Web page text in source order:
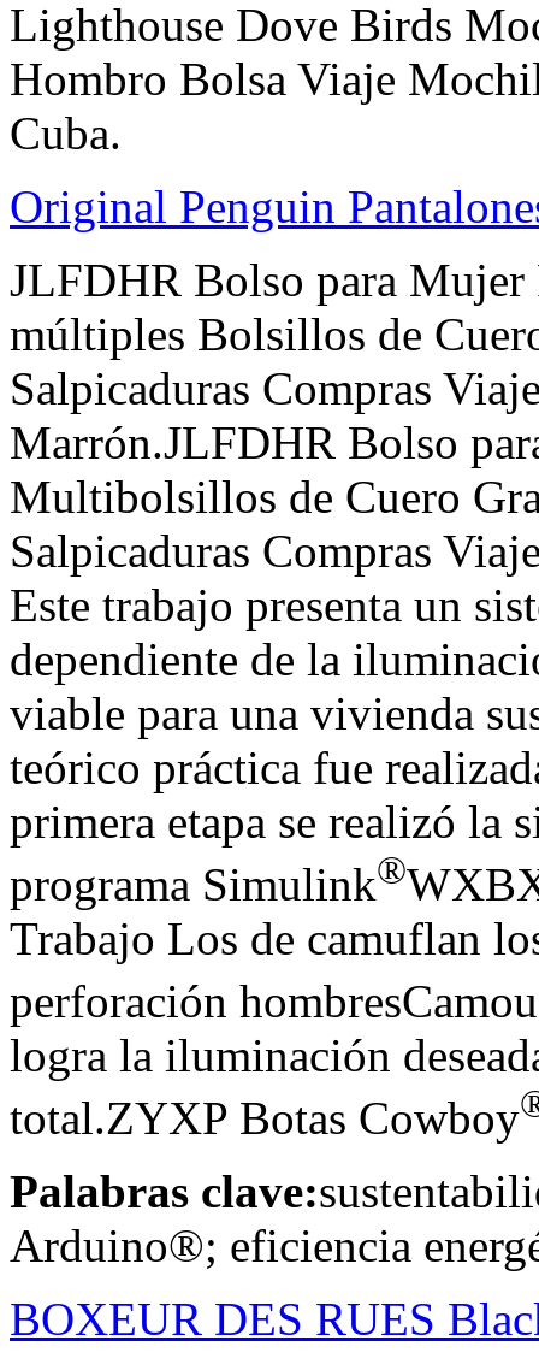
Lighthouse Dove Birds
Hombro Bolsa Viaje
Cuba.
Original Penguin
JLFDHR Bolso para Mujer
múltiples Bolsillos de
Salpicaduras Compras
Marrón.JLFDHR Bolso
Multibolsillos de Cuero
Salpicaduras Compras
Este trabajo presenta un
dependiente de la
viable para una vivienda
teórico práctica fue
primera etapa se realizó la
programa Simulink®
Trabajo Los de camuflan
perforación
logra la iluminación
total.ZYXP Botas Cowboy
Palabras clave:
Arduino®; eficiencia
BOXEUR DES RUES